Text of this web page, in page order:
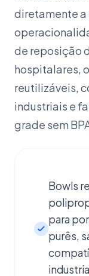
diretamente a
de reposição
hospitalares,
reutilizáveis,
industriais e
grade sem
Bowls
para
purês,